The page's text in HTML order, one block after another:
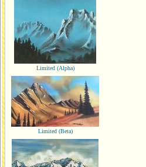
Limited (Alpha)
Limited (Beta)